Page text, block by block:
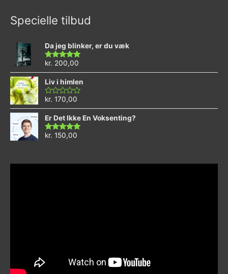
Specielle tilbud
Da jeg blinker, er du væk
Vurderet
4.73ud af 5
kr. 200,00
Liv i himlen
Vurderet
0
af
5
kr. 170,00
Er Det Ikke En Voksenting?
Vurderet
kr. 150,00